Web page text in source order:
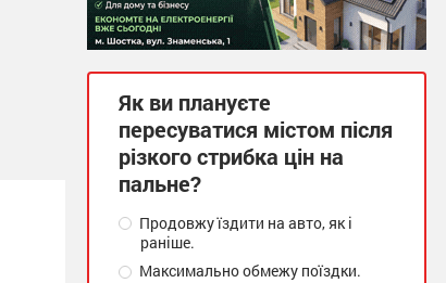
Як ви плануєте
пересуватися містом після
різкого стрибка цін на
пальне?
Продовжу їздити на авто, як і
раніше.
Максимально обмежу поїздки.